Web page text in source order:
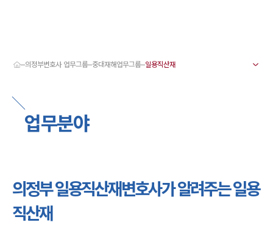
서울·의정부변호사
의정부형사전문변호사
의정부이혼전문변호사
의정부학교폭력변호사
의정부변호사 주요 업무사례
의정부 분사무소 오시는 길
의정부변호사상담 상담접수
채용정보
의정부변호사 업무그룹 중대재해업무그룹
업무분야
의정부 일용직산재변호사가 알려주는 일용
직산재